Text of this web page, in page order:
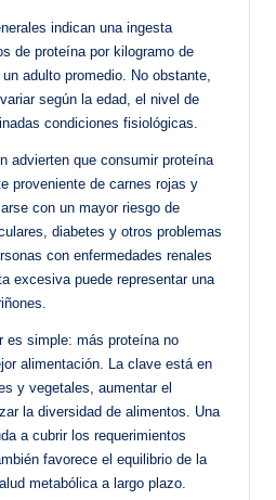
indican una ingesta
de proteína por kilogramo de
adulto promedio. No obstante,
según la edad, el nivel de
condiciones fisiológicas.
advierten que consumir proteína
proveniente de carnes rojas y
con un mayor riesgo de
diabetes y otros problemas
con enfermedades renales
excesiva puede representar una
es simple: más proteína no
alimentación. La clave está en
y vegetales, aumentar el
la diversidad de alimentos. Una
a cubrir los requerimientos
favorece el equilibrio de la
metabólica a largo plazo.